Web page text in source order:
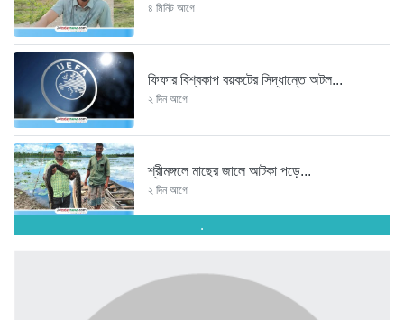
৪ মিনিট আগে
ফিফার বিশ্বকাপ বয়কটের সিদ্ধান্তে অটল...
২ দিন আগে
শ্রীমঙ্গলে মাছের জালে আটকা পড়ে...
২ দিন আগে
২ দিন আগে
.